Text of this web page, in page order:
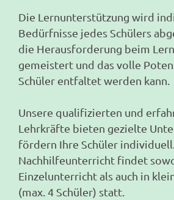
Die Lernunterstützung wird
Bedürfnisse jedes Schülers
die Herausforderung beim
gemeistert und das volle
Schüler entfaltet werden kann.
Unsere qualifizierten und
Lehrkräfte bieten gezielte
fördern Ihre Schüler
Nachhilfeunterricht findet
Einzelunterricht als auch in
(max. 4 Schüler) statt.